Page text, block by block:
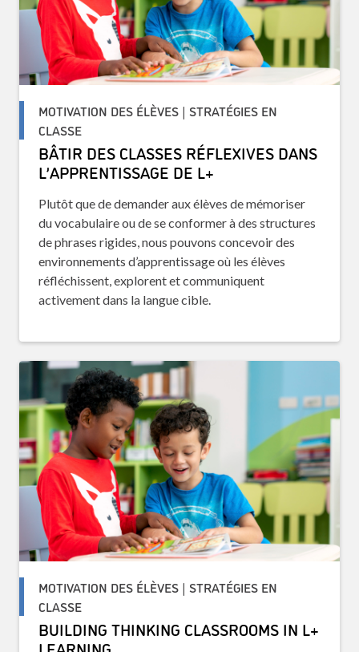
MOTIVATION DES ÉLÈVES | STRATÉGIES EN
CLASSE
BÂTIR DES CLASSES RÉFLEXIVES DANS
L’APPRENTISSAGE DE L+
Plutôt que de demander aux élèves de mémoriser
du vocabulaire ou de se conformer à des structures
de phrases rigides, nous pouvons concevoir des
environnements d’apprentissage où les élèves
réfléchissent, explorent et communiquent
activement dans la langue cible.
MOTIVATION DES ÉLÈVES | STRATÉGIES EN
CLASSE
BUILDING THINKING CLASSROOMS IN L+